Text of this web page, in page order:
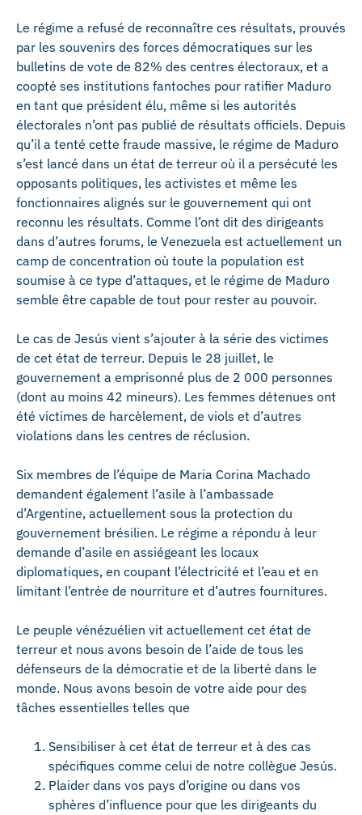
Le régime a refusé de reconnaître ces résultats, prouvés
par les souvenirs des forces démocratiques sur les
bulletins de vote de 82% des centres électoraux, et a
coopté ses institutions fantoches pour ratifier Maduro
en tant que président élu, même si les autorités
électorales n’ont pas publié de résultats officiels. Depuis
qu’il a tenté cette fraude massive, le régime de Maduro
s’est lancé dans un état de terreur où il a persécuté les
opposants politiques, les activistes et même les
fonctionnaires alignés sur le gouvernement qui ont
reconnu les résultats. Comme l’ont dit des dirigeants
dans d’autres forums, le Venezuela est actuellement un
camp de concentration où toute la population est
soumise à ce type d’attaques, et le régime de Maduro
semble être capable de tout pour rester au pouvoir.
Le cas de Jesús vient s’ajouter à la série des victimes
de cet état de terreur. Depuis le 28 juillet, le
gouvernement a emprisonné plus de 2 000 personnes
(dont au moins 42 mineurs). Les femmes détenues ont
été victimes de harcèlement, de viols et d’autres
violations dans les centres de réclusion.
Six membres de l’équipe de Maria Corina Machado
demandent également l’asile à l’ambassade
d’Argentine, actuellement sous la protection du
gouvernement brésilien. Le régime a répondu à leur
demande d’asile en assiégeant les locaux
diplomatiques, en coupant l’électricité et l’eau et en
limitant l’entrée de nourriture et d’autres fournitures.
Le peuple vénézuélien vit actuellement cet état de
terreur et nous avons besoin de l’aide de tous les
défenseurs de la démocratie et de la liberté dans le
monde. Nous avons besoin de votre aide pour des
tâches essentielles telles que
Sensibiliser à cet état de terreur et à des cas
spécifiques comme celui de notre collègue Jesús.
Plaider dans vos pays d’origine ou dans vos
sphères d’influence pour que les dirigeants du